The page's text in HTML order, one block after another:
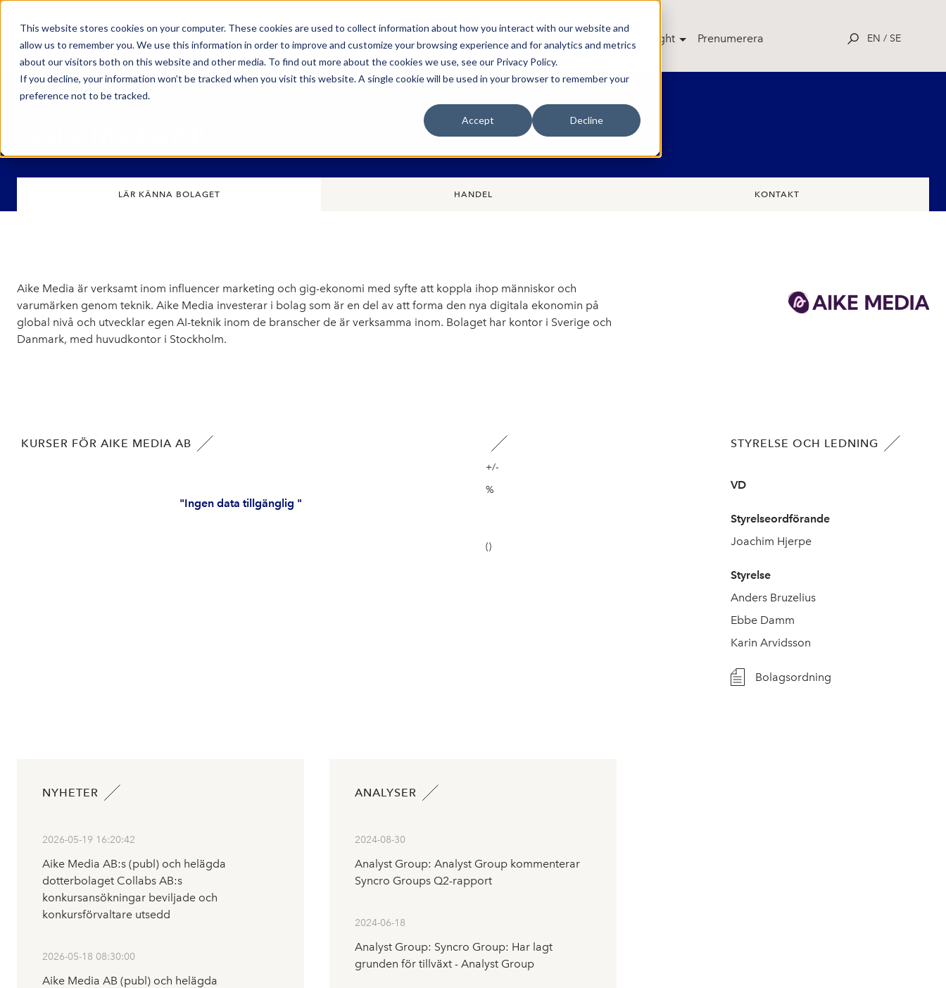
This website stores cookies on your computer. These cookies are used to collect information about how you interact with our website and
allow us to remember you. We use this information in order to improve and customize your browsing experience and for analytics and metrics
about our visitors both on this website and other media. To find out more about the cookies we use, see our Privacy Policy.
If you decline, your information won’t be tracked when you visit this website. A single cookie will be used in your browser to remember your
preference not to be tracked.
Accept Decline
Om Spotlight Prenumerera EN / SE
LÄR KÄNNA BOLAGET HANDEL KONTAKT
Aike Media är verksamt inom influencer marketing och gig-ekonomi med syfte att koppla ihop människor och
varumärken genom teknik. Aike Media investerar i bolag som är en del av att forma den nya digitala ekonomin på
global nivå och utvecklar egen AI-teknik inom de branscher de är verksamma inom. Bolaget har kontor i Sverige och
Danmark, med huvudkontor i Stockholm.
KURSER FÖR AIKE MEDIA AB
"Ingen data tillgänglig "
+/-
%
()
STYRELSE OCH LEDNING
VD
Styrelseordförande
Joachim Hjerpe
Styrelse
Anders Bruzelius
Ebbe Damm
Karin Arvidsson
Bolagsordning
NYHETER
2026-05-19 16:20:42
Aike Media AB:s (publ) och helägda
dotterbolaget Collabs AB:s
konkursansökningar beviljade och
konkursförvaltare utsedd
2026-05-18 08:30:00
Aike Media AB (publ) och helägda
ANALYSER
2024-08-30
Analyst Group: Analyst Group kommenterar
Syncro Groups Q2-rapport
2024-06-18
Analyst Group: Syncro Group: Har lagt
grunden för tillväxt - Analyst Group